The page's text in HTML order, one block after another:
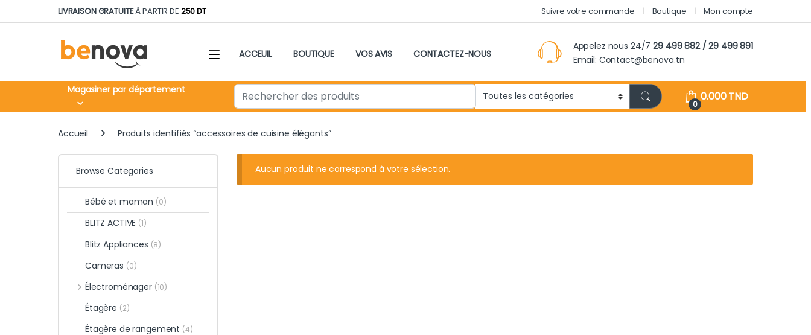
Skip to navigation
Skip to contentLIVRAISON GRATUITEÀ PARTIR DE 250 DT Suivre votre commande Boutique Mon compte
ACCEUIL BOUTIQUE VOS AVIS CONTACTEZ-NOUS
Appelez nous 24/729 499 882 / 29 499 891
Email: Contact@benova.tn
Magasiner par département Search for:
0
0.000TND
Accueil Produits identifiés “accessoires de cuisine élégants”
Aucun produit ne correspond à votre sélection.
Browse Categories
Bébé et maman (0)
BLITZ ACTIVE (1)
Blitz Appliances (8)
Cameras (0)
Électroménager (10)
Étagère (2)
Étagère de rangement (4)